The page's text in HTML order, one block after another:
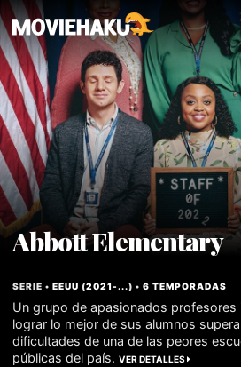
Abbott Elementary
SERIE •EEUU (2021-...) •6 TEMPORADAS
Un grupo de apasionados profesores
lograr lo mejor de sus alumnos
dificultades de una de las peores
públicas del país.VER DETALLES